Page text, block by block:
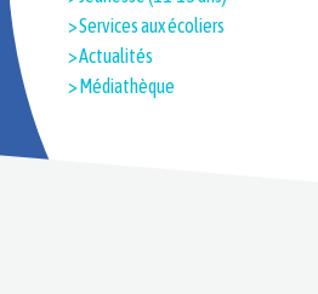
> Services aux écoliers
> Actualités
> Médiathèque